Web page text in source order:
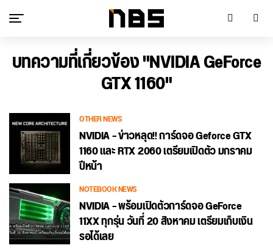
บทความที่เกี่ยวข้อง "NVIDIA GeForce
GTX 1160"
OTHER NEWS
NVIDIA – ข่าวหลุด!! การ์ดจอ Geforce GTX
1160 และ RTX 2060 เตรียมเปิดตัว มกราคม
ปีหน้า
NOTEBOOK NEWS
NVIDIA – พร้อมเปิดตัวการ์ดจอ GeForce
11XX ทุกรุ่น วันที่ 20 สิงหาคม เตรียมเก็บเงิน
รอได้เลย